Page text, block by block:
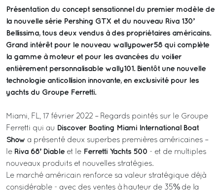
Présentation du concept sensationnel du premier modèle de
la nouvelle série Pershing GTX et du nouveau Riva 130’
Bellissima, tous deux vendus à des propriétaires américains.
Grand intérêt pour le nouveau wallypower58 qui complète
la gamme à moteur et pour les avancées du voilier
entièrement personnalisable wally101. Bientôt une nouvelle
technologie anticollision innovante, en exclusivité pour les
yachts du Groupe Ferretti.
Miami, FL, 17 février 2022 – Regards pointés sur le Groupe
Ferretti qui au Discover Boating Miami International Boat
Show a présenté deux superbes premières américaines –
le Riva 68’ Diable et le Ferretti Yachts 500 - et de multiples
nouveaux produits et nouvelles stratégies.
Le marché américain renforce sa valeur stratégique déjà
considérable - avec des ventes à hauteur de 35% de la